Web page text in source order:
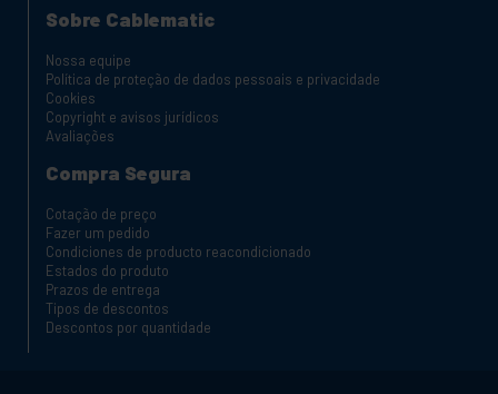
Sobre Cablematic
Nossa equipe
Política de proteção de dados pessoais e privacidade
Cookies
Copyright e avisos jurídicos
Avaliações
Compra Segura
Cotação de preço
Fazer um pedido
Condiciones de producto reacondicionado
Estados do produto
Prazos de entrega
Tipos de descontos
Descontos por quantidade